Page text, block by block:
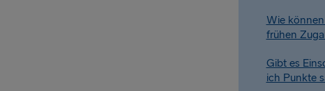
Wie
frühen
Gibt es
ich Punkte